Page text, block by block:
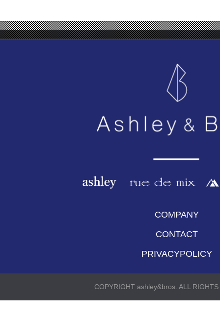
COMPANY
CONTACT
PRIVACYPOLICY
COPYRIGHT ashley&bros. ALL